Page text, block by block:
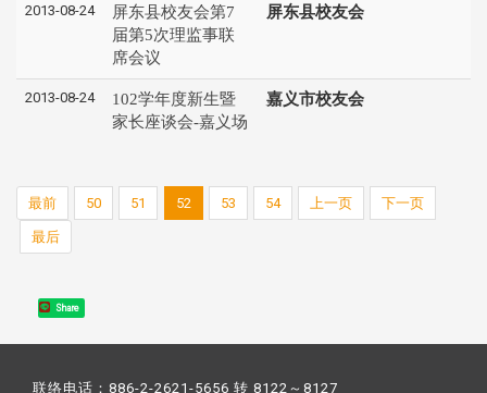
2013-08-24
屏东县校友会第7
届第5次理监事联
席会议
屏东县校友会
2013-08-24
102学年度新生暨
家长座谈会-嘉义场
嘉义市校友会
最前 50 51 52 53 54 上一页 下一页
最后
Share
联络电话：886-2-2621-5656 转 8122～8127